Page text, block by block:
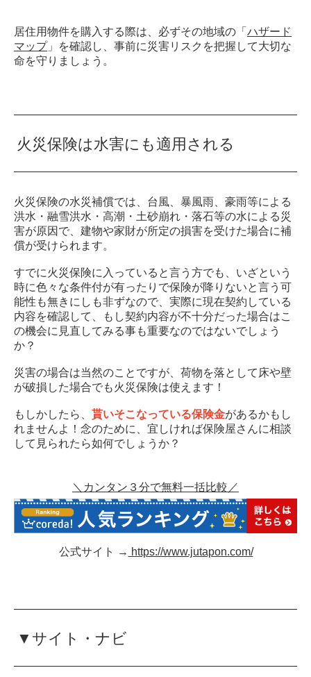
居住用物件を購入する際は、必ずその地域の「 ハザード
マップ」を確認し、事前に災害リスクを把握して大切な
命を守りましょう。
火災保険は水害にも適用される
火災保険の水災補償では、台風、暴風雨、豪雨等による
洪水・融雪洪水・高潮・土砂崩れ・落石等の水による災
害が原因で、建物や家財が所定の損害を受けた場合に補
償が受けられます。
すでに火災保険に入っていると言う方でも、いざという
時に色々な条件付が有ったりで保険が降りないと言う可
能性も無きにしも非ずなので、実際に現在契約している
内容を確認して、もし契約内容が不十分だった場合はこ
の機会に見直してみる事も重要なのではないでしょう
か？
災害の場合は当然のことですが、荷物を落として床や壁
が破損した場合でも火災保険は使えます！
もしかしたら、 貰いそこなっている保険金があるかもし
れませんよ！念のために、宜しければ保険屋さんに相談
して見られたら如何でしょうか？
＼カンタン３分で無料一括比較／
公式サイト → https://www.jutapon.com/
▼サイト・ナビ